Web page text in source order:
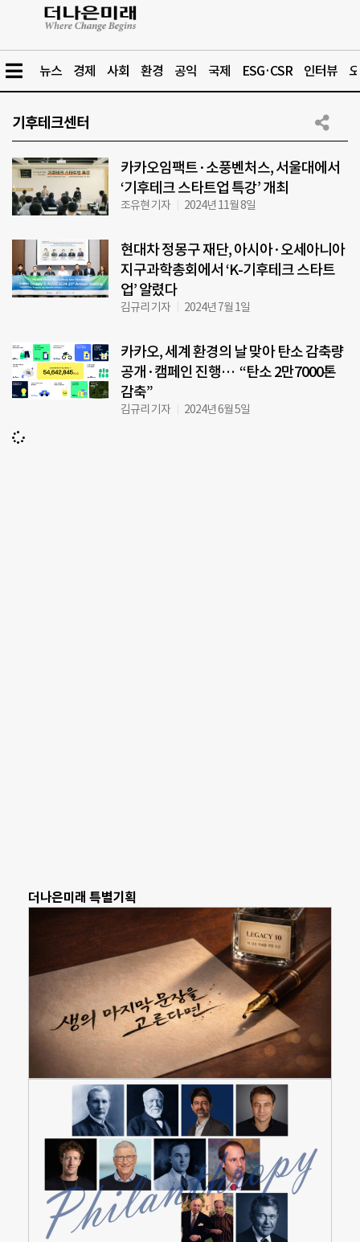
뉴스 경제 사회 환경 공익 국제 ESG·CSR 인터뷰
기후테크센터
카카오임팩트·소풍벤처스, 서울대에서
‘기후테크 스타트업 특강’ 개최
조유현 기자 2024년 11월 8일
현대차 정몽구 재단, 아시아·오세아니아
지구과학총회에서 ‘K-기후테크 스타트
업’ 알렸다
김규리 기자 2024년 7월 1일
카카오, 세계 환경의 날 맞아 탄소 감축량
공개·캠페인 진행… “탄소 2만7000톤
감축”
김규리 기자 2024년 6월 5일
더나은미래 특별기획